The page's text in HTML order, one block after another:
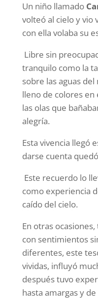
Un niño llamado
volteó al cielo y vio
con ella volaba su
Libre sin
tranquilo como la
sobre las aguas
lleno de colores en
las olas que
alegría.
Esta vivencia llegó
darse cuenta
Este recuerdo lo
como experiencia
caído del cielo.
En otras
con sentimientos
diferentes, este
vividas, influyó
después tuvo
hasta amargas y